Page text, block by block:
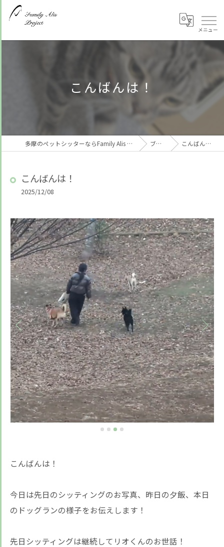
こんばんは！
多摩のペットシッターならFamily Alis Project ブログ こんばんは！
こんばんは！
2025/12/08
こんばんは！
今日は先日のシッティングのお写真、昨日の夕飯、本日
のドッグランの様子をお伝えします！
先日シッティングは継続してリオくんのお世話！